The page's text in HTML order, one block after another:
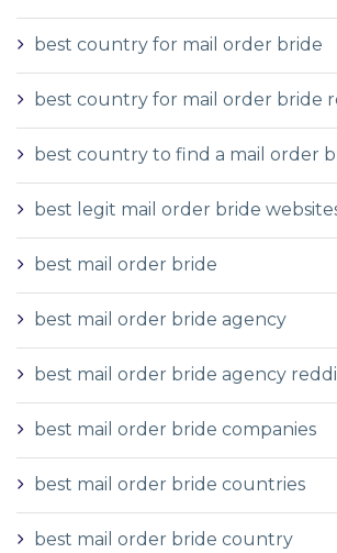
best country for mail order bride
best country for mail order bride
best country to find a mail order
best legit mail order bride
best mail order bride
best mail order bride agency
best mail order bride agency
best mail order bride companies
best mail order bride countries
best mail order bride country